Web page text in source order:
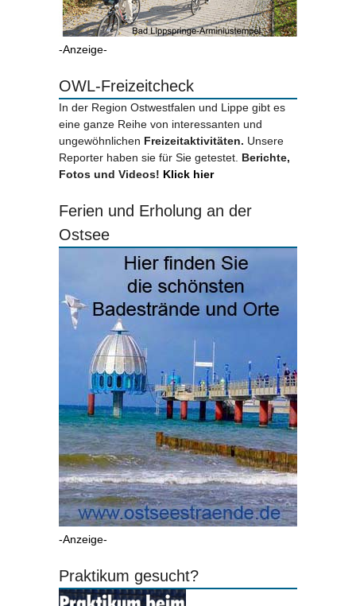
-Anzeige-
OWL-Freizeitcheck
In der Region Ostwestfalen und Lippe gibt es
eine ganze Reihe von interessanten und
ungewöhnlichen Freizeitaktivitäten. Unsere
Reporter haben sie für Sie getestet. Berichte,
Fotos und Videos! Klick hier
Ferien und Erholung an der
Ostsee
-Anzeige-
Praktikum gesucht?